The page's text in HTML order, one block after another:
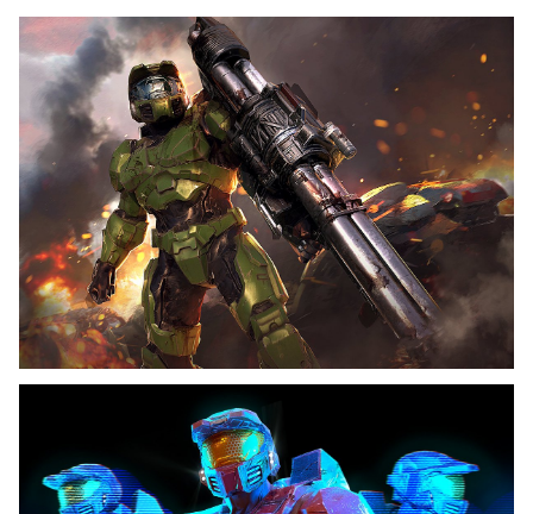
Dans les faits, le changement de design des Covenants a
exactement les mêmes raisons que celles du Forward Unto
Dawn ou de l'armure du Major dans Halo 4 : 343 Industries
veulent construire leur propre identité visuelle pour la saga
et ils n'ont pas besoin de justifier ça (ils ont expliqué
quelques trucs pour calmer les fanboys idiots incapables
de regarder plus loin que le bout de leur nez). Pour les
nouveaux designs covenants, je pense qu'ils ont voulu
remettre au goût du jour les raisons derrière le design initial
de la faction. Dans HCE, les aliens ont des véhicules très
colorés, avec des surfaces courbes et lisses. Ça marchait
en 2001, mais en 2014 c'est l'aspect organique qui est plus
tendance pour représenter une technologie alien. Du coup,
les véhicules ont des formes plus complexes et les armures
montrent plus de corps, tout en conservant l'aspect lissé
mais en remplaçant les couleurs flashy par des textures